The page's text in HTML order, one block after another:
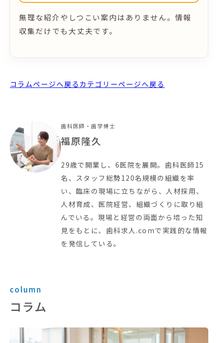
無理な紹介やしつこい案内はありません。情報
収集だけでも大丈夫です。
コラムページへ戻るカテゴリーページへ戻る
歯科医師・歯学博士
福原隆久
29歳で開業し、6医院を展開。歯科医師15
名、スタッフ総勢120名規模の組織を率
い、臨床の現場に立ちながら、人材採用、
人材育成、医院経営、組織づくりに取り組
んでいる。現場と経営の両面から培った知
見をもとに、歯科求人.comで実践的な情報
を発信している。
column
コラム